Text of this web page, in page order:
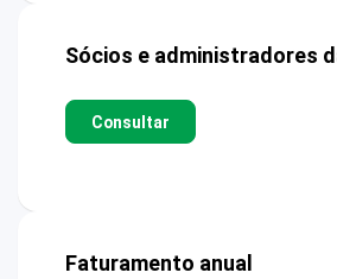
Sócios e administradores
Consultar
Faturamento anual